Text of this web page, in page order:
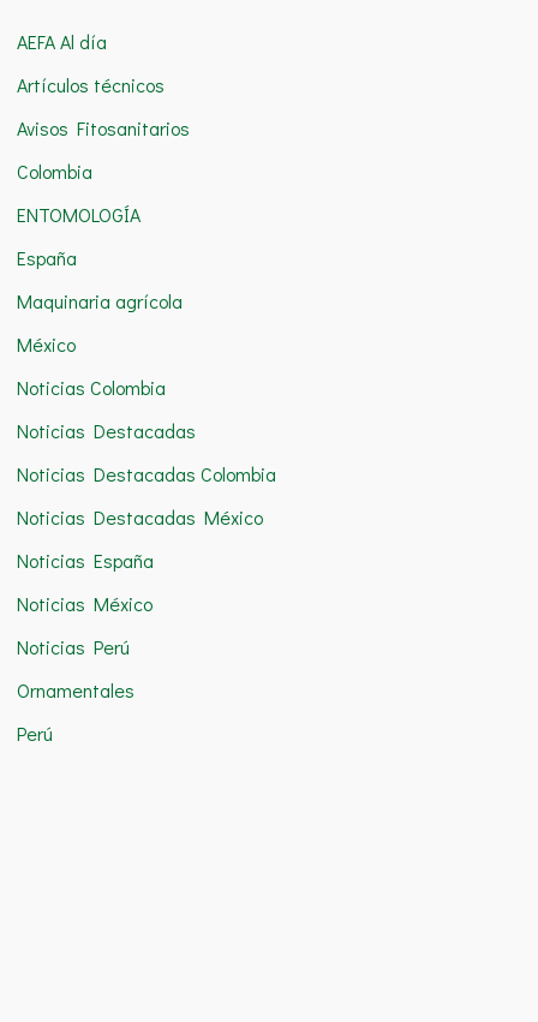
a
r
p
o
r
:
AEFA Al día
Artículos técnicos
Avisos Fitosanitarios
Colombia
ENTOMOLOGÍA
España
Maquinaria agrícola
México
Noticias Colombia
Noticias Destacadas
Noticias Destacadas Colombia
Noticias Destacadas México
Noticias España
Noticias México
Noticias Perú
Ornamentales
Perú